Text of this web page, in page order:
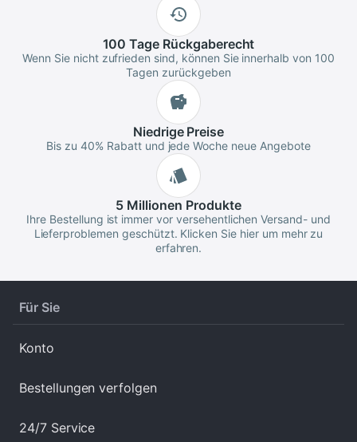
100 Tage Rückgaberecht
Wenn Sie nicht zufrieden sind, können Sie innerhalb von 100
Tagen zurückgeben
NiedrigePreise
Bis zu 40% Rabatt und jede Woche neue Angebote
5 Millionen Produkte
Ihre Bestellung ist immer vor versehentlichen Versand- und
Lieferproblemen geschützt. Klicken Sie hier um mehr zu
erfahren.
Für Sie
Konto
Bestellungen verfolgen
24/7 Service